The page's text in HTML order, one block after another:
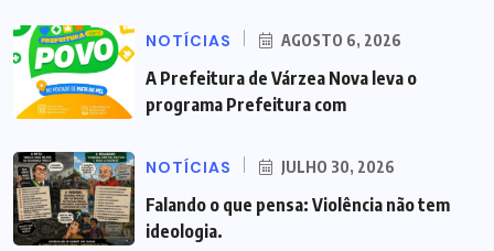
NOTÍCIAS AGOSTO 6, 2026
A Prefeitura de Várzea Nova leva o
programa Prefeitura com
NOTÍCIAS JULHO 30, 2026
Falando o que pensa: Violência não tem
ideologia.